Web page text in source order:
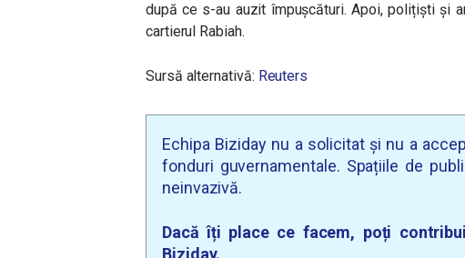
după ce s-au auzit împușcături. Apoi, polițiști și
cartierul Rabiah.
Sursă alternativă: Reuters
Echipa Biziday nu a solicitat și nu a
fonduri guvernamentale. Spațiile de
neinvazivă.
Dacă îți place ce facem, poți
Biziday.